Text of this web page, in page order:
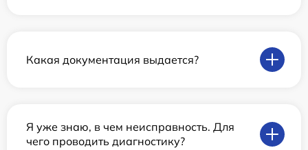
Какая документация выдается?
Я уже знаю, в чем неисправность. Для
чего проводить диагностику?